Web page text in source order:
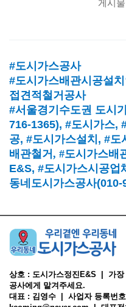
게시
#도시가스공사
#도시가스배관시공설
접견적철거공사
#서울경기수도권 도시
716-1365), #도시가스,
공, #도시가스설치 , #도
배관철거, #도시가스배
E&S, #도시가스시공업
동네도시가스공사(010-
상호 : 도시가스정진E&S | 가장
공사에게 맡겨주세요.
대표 : 김영수 | 사업자 등록번